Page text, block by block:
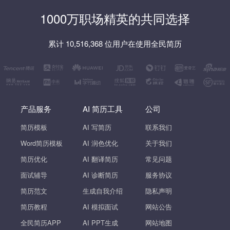
1000万职场精英的共同选择
累计 10,516,368 位用户在使用全民简历
产品服务
简历模板
Word简历模板
简历优化
面试辅导
简历范文
简历教程
全民简历APP
AI 简历工具
AI 写简历
AI 润色优化
AI 翻译简历
AI 诊断简历
生成自我介绍
AI 模拟面试
AI PPT生成
公司
联系我们
关于我们
常见问题
服务协议
隐私声明
网站公告
网站地图